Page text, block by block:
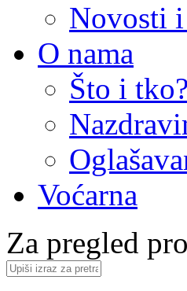
Novosti
O nama
Što i tko?
Voćarna
Za pregled